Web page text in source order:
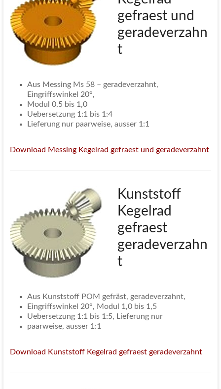
gefraest und
geradeverzahn
t
Aus Messing Ms 58 – geradeverzahnt,
Eingriffswinkel 20°,
Modul 0,5 bis 1,0
Uebersetzung 1:1 bis 1:4
Lieferung nur paarweise, ausser 1:1
Download Messing Kegelrad gefraest und geradeverzahnt
Kunststoff
Kegelrad
gefraest
geradeverzahn
t
Aus Kunststoff POM gefräst, geradeverzahnt,
Eingriffswinkel 20°, Modul 1,0 bis 1,5
Uebersetzung 1:1 bis 1:5, Lieferung nur
paarweise, ausser 1:1
Download Kunststoff Kegelrad gefraest geradeverzahnt